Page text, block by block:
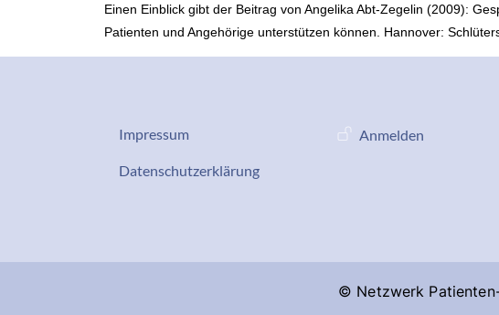
Einen Einblick gibt der Beitrag von Angelika Abt-Zegelin (2009):
Patienten und Angehörige unterstützen können. Hannover:
Datenschutz-Impressum
Impressum
Services
Datenschutzerklärung
Benutzermenü
Anmelden
© Netzwerk